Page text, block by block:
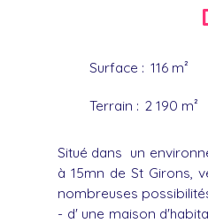
Surface : 116 m²
Terrain : 2 190 m²
Situé dans un
à 15mn de St Girons,
nombreuses
- d' une maison